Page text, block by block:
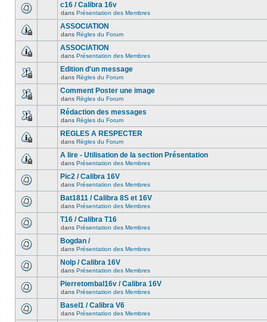
c16 / Calibra 16v
dans Présentation des Membres
ASSOCIATION
dans Règles du Forum
ASSOCIATION
dans Présentation des Membres
Edition d'un message
dans Règles du Forum
Comment Poster une image
dans Règles du Forum
Rédaction des messages
dans Règles du Forum
REGLES A RESPECTER
dans Règles du Forum
A lire - Utilisation de la section Présentation
dans Présentation des Membres
Pic2 / Calibra 16V
dans Présentation des Membres
Bat1811 / Calibra 8S et 16V
dans Présentation des Membres
T16 / Calibra T16
dans Présentation des Membres
Bogdan /
dans Présentation des Membres
Nolp / Calibra 16V
dans Présentation des Membres
Pierretombal16v / Calibra 16V
dans Présentation des Membres
Basel1 / Calibra V6
dans Présentation des Membres